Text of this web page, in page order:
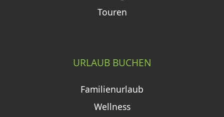
Touren
URLAUB BUCHEN
Familienurlaub
Wellness